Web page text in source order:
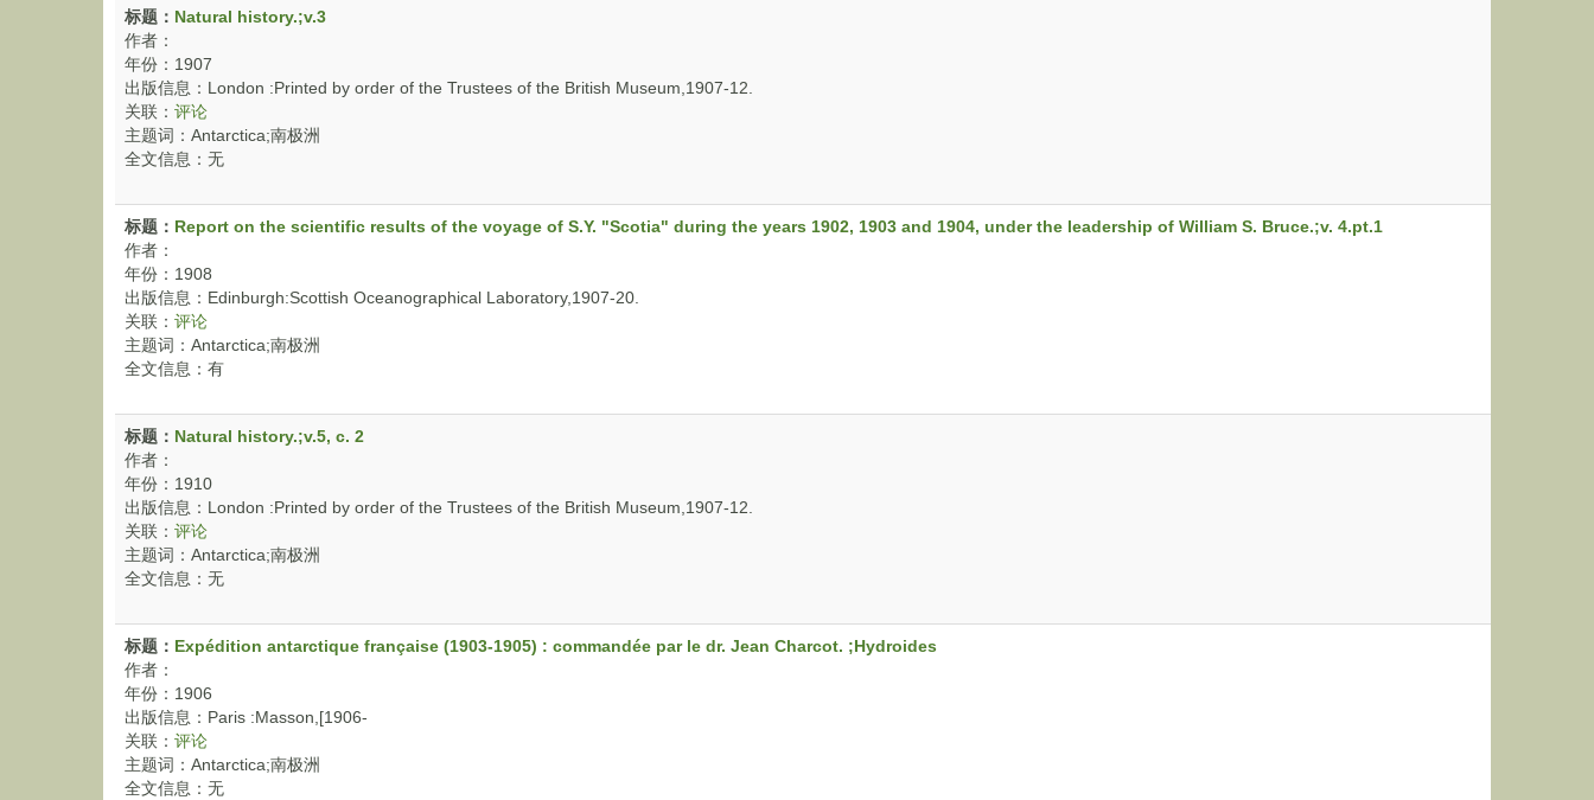
标题： Natural history.;v.3
作者：
年份：1907
出版信息：London :Printed by order of the Trustees of the British Museum,1907-12.
关联： 评论
主题词：Antarctica;南极洲
全文信息：无
标题： Report on the scientific results of the voyage of S.Y. "Scotia" during the years 1902, 1903 and 1904, under the leadership of William S. Bruce.;v. 4.pt.1
作者：
年份：1908
出版信息：Edinburgh:Scottish Oceanographical Laboratory,1907-20.
关联： 评论
主题词：Antarctica;南极洲
全文信息：有
标题： Natural history.;v.5, c. 2
作者：
年份：1910
出版信息：London :Printed by order of the Trustees of the British Museum,1907-12.
关联： 评论
主题词：Antarctica;南极洲
全文信息：无
标题： Expédition antarctique française (1903-1905) : commandée par le dr. Jean Charcot. ;Hydroides
作者：
年份：1906
出版信息：Paris :Masson,[1906-
关联： 评论
主题词：Antarctica;南极洲
全文信息：无